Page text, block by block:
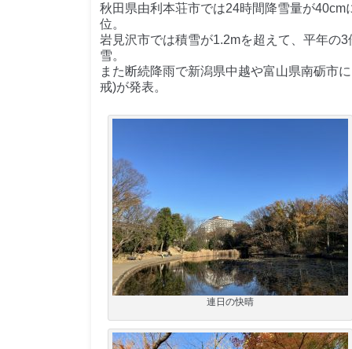
秋田県由利本荘市では24時間降雪量が40cm
位。
岩見沢市では積雪が1.2mを超えて、平年の
雪。
また断続降雨で新潟県中越や富山県南砺市
戒)が発表。
連日の快晴